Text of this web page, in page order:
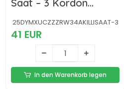
Saat – 3 Kordon
Dayanıklı, Kalp Atış ve
Uyku Takip Özellikli
25DYMXUCZZZRW34AKILLISAAT-3
41 EUR
In den Warenkorb legen